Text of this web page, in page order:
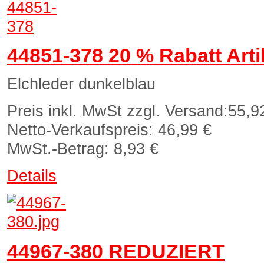
44851-378 20 % Rabatt
Elchleder dunkelblau
Preis inkl. MwSt zzgl. Versand:
Netto-Verkaufspreis: 46,99 €
MwSt.-Betrag: 8,93 €
Details
44967-380 REDUZIERT